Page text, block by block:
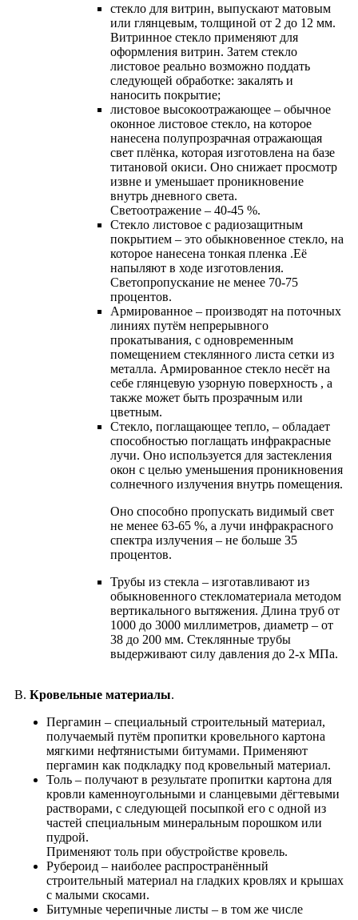
стекло для витрин, выпускают матовым
или глянцевым, толщиной от 2 до 12 мм.
Витринное стекло применяют для
оформления витрин. Затем стекло
листовое реально возможно поддать
следующей обработке: закалять и
наносить покрытие;
листовое высокоотражающее – обычное
оконное листовое стекло, на которое
нанесена полупрозрачная отражающая
свет плёнка, которая изготовлена на базе
титановой окиси. Оно снижает просмотр
извне и уменьшает проникновение
внутрь дневного света.
Светоотражение – 40-45 %.
Cтекло листовое с радиозащитным
покрытием – это обыкновенное стекло, на
которое нанесена тонкая пленка .Её
напыляют в ходе изготовления.
Светопропускание не менее 70-75
процентов.
Армированное – производят на поточных
линиях путём непрерывного
прокатывания, с одновременным
помещением стеклянного листа сетки из
металла. Армированное стекло несёт на
себе глянцевую узорную поверхность , а
также может быть прозрачным или
цветным.
Стекло, поглащающее тепло, – обладает
способностью поглащать инфракрасные
лучи. Оно используется для застекления
окон с целью уменьшения проникновения
солнечного излучения внутрь помещения.
Оно способно пропускать видимый свет
не менее 63-65 %, а лучи инфракрасного
спектра излучения – не больше 35
процентов.
Трубы из стекла – изготавливают из
обыкновенного стекломатериала методом
вертикального вытяжения. Длина труб от
1000 до 3000 миллиметров, диаметр – от
38 до 200 мм. Стеклянные трубы
выдерживают силу давления до 2-х МПа.
В. Кровельные материалы.
Пергамин – специальный строительный материал,
получаемый путём пропитки кровельного картона
мягкими нефтянистыми битумами. Применяют
пергамин как подкладку под кровельный материал.
Толь – получают в результате пропитки картона для
кровли каменноугольными и сланцевыми дёгтевыми
растворами, с следующей посыпкой его с одной из
частей специальным минеральным порошком или
пудрой.
Применяют толь при обустройстве кровель.
Рубероид – наиболее распространённый
строительный материал на гладких кровлях и крышах
с малыми скосами.
Битумные черепичные листы – в том же числе